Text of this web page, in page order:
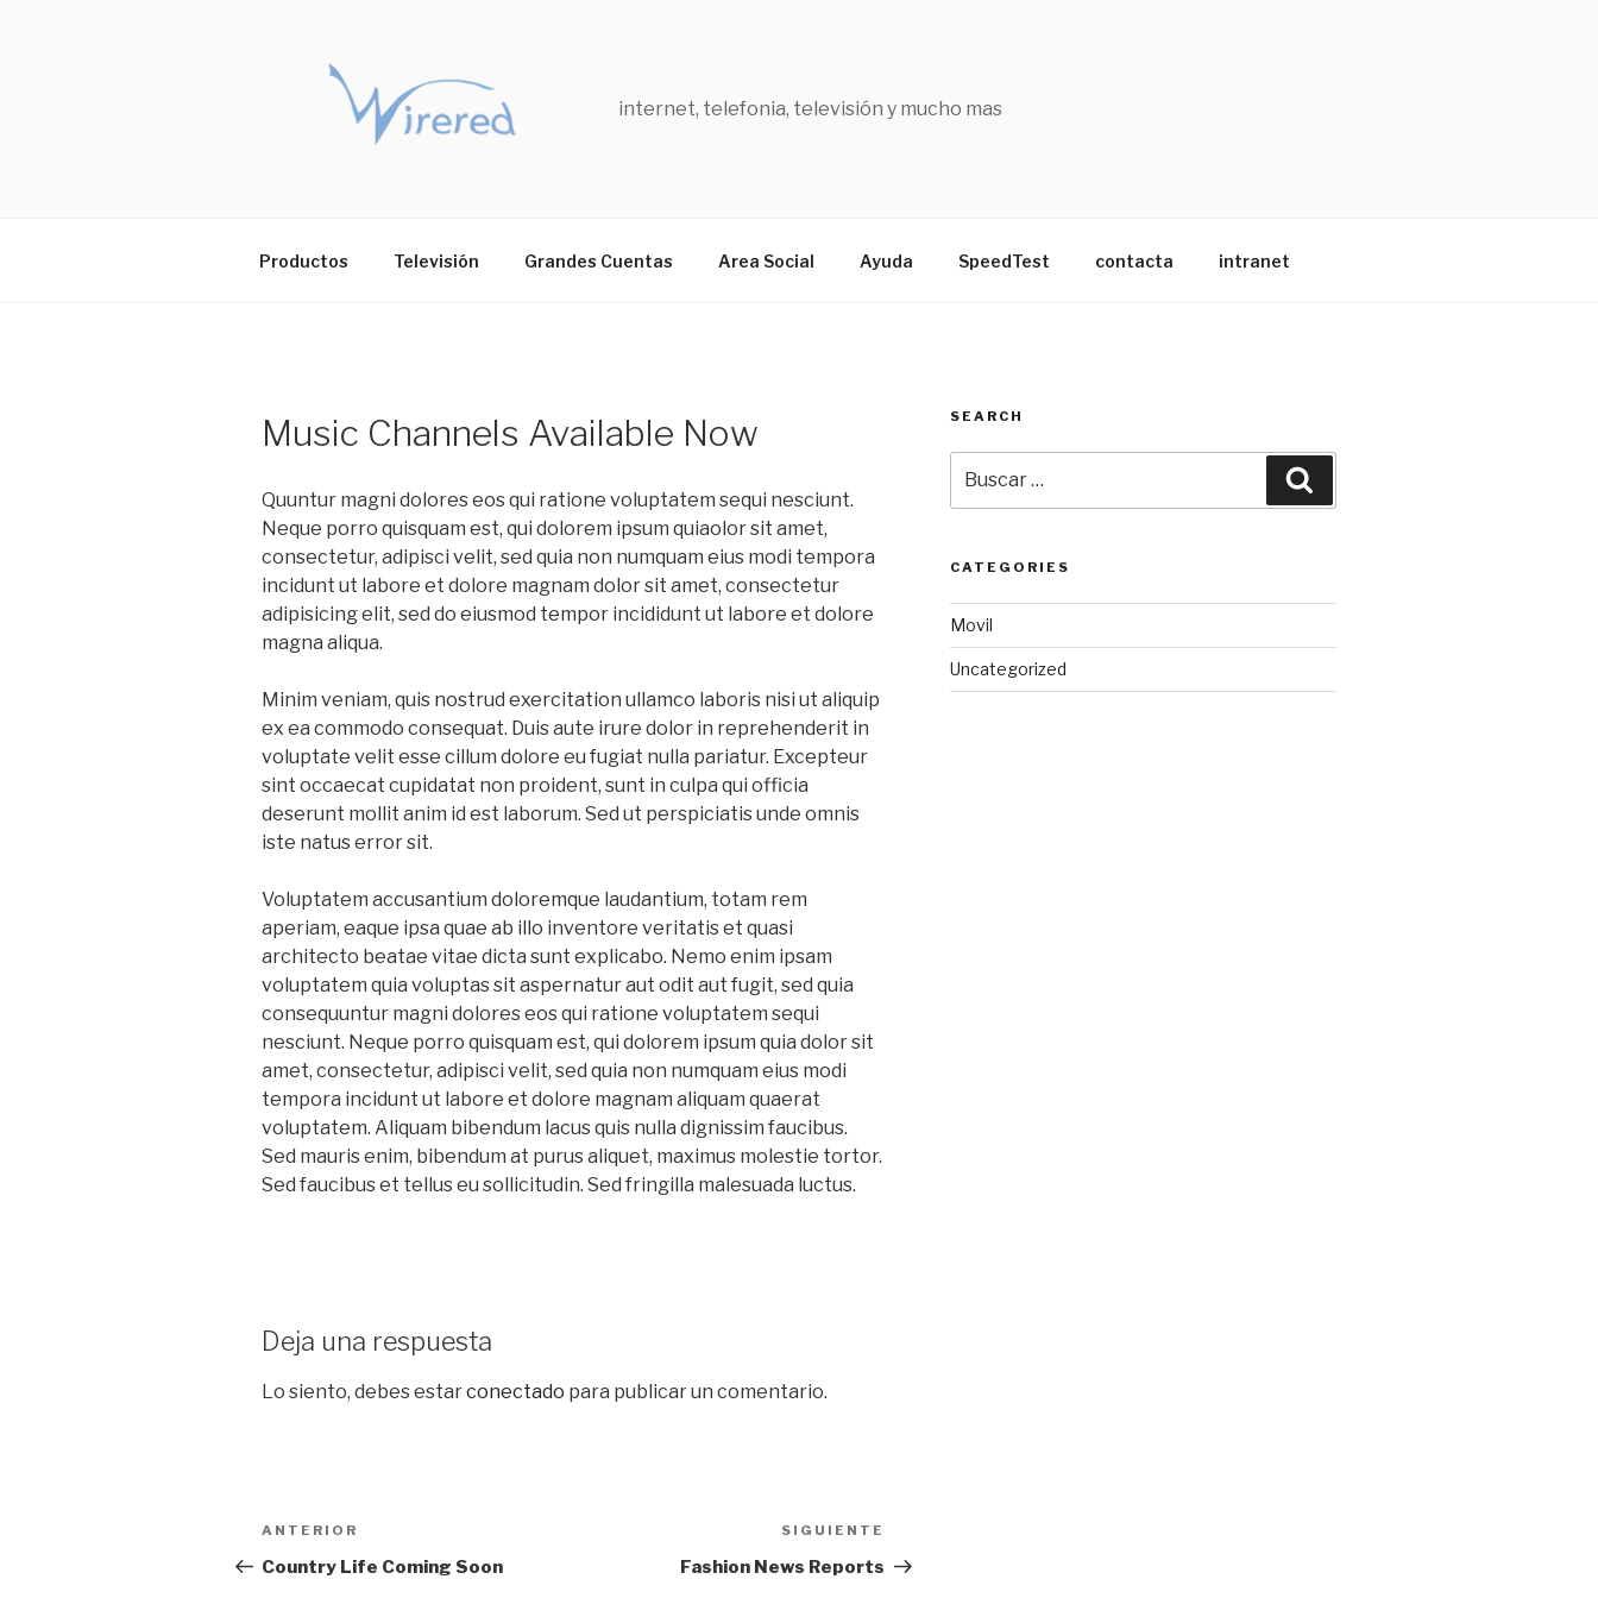
internet, telefonia, televisión y mucho mas
Productos Televisión Grandes Cuentas Area Social Ayuda SpeedTest contacta intranet
Music Channels Available Now
Quuntur magni dolores eos qui ratione voluptatem sequi nesciunt.
Neque porro quisquam est, qui dolorem ipsum quiaolor sit amet,
consectetur, adipisci velit, sed quia non numquam eius modi tempora
incidunt ut labore et dolore magnam dolor sit amet, consectetur
adipisicing elit, sed do eiusmod tempor incididunt ut labore et dolore
magna aliqua.
Minim veniam, quis nostrud exercitation ullamco laboris nisi ut aliquip
ex ea commodo consequat. Duis aute irure dolor in reprehenderit in
voluptate velit esse cillum dolore eu fugiat nulla pariatur. Excepteur
sint occaecat cupidatat non proident, sunt in culpa qui officia
deserunt mollit anim id est laborum. Sed ut perspiciatis unde omnis
iste natus error sit.
Voluptatem accusantium doloremque laudantium, totam rem
aperiam, eaque ipsa quae ab illo inventore veritatis et quasi
architecto beatae vitae dicta sunt explicabo. Nemo enim ipsam
voluptatem quia voluptas sit aspernatur aut odit aut fugit, sed quia
consequuntur magni dolores eos qui ratione voluptatem sequi
nesciunt. Neque porro quisquam est, qui dolorem ipsum quia dolor sit
amet, consectetur, adipisci velit, sed quia non numquam eius modi
tempora incidunt ut labore et dolore magnam aliquam quaerat
voluptatem. Aliquam bibendum lacus quis nulla dignissim faucibus.
Sed mauris enim, bibendum at purus aliquet, maximus molestie tortor.
Sed faucibus et tellus eu sollicitudin. Sed fringilla malesuada luctus.
Deja una respuesta
Lo siento, debes estarconectado para publicar un comentario.
Navegación
de
Entrada
anterior:
ANTERIOR
Country Life Coming Soon
entrada
SIGUIENTE
Fashion News Reports
SEARCH
por:
CATEGORIES
Movil
Uncategorized